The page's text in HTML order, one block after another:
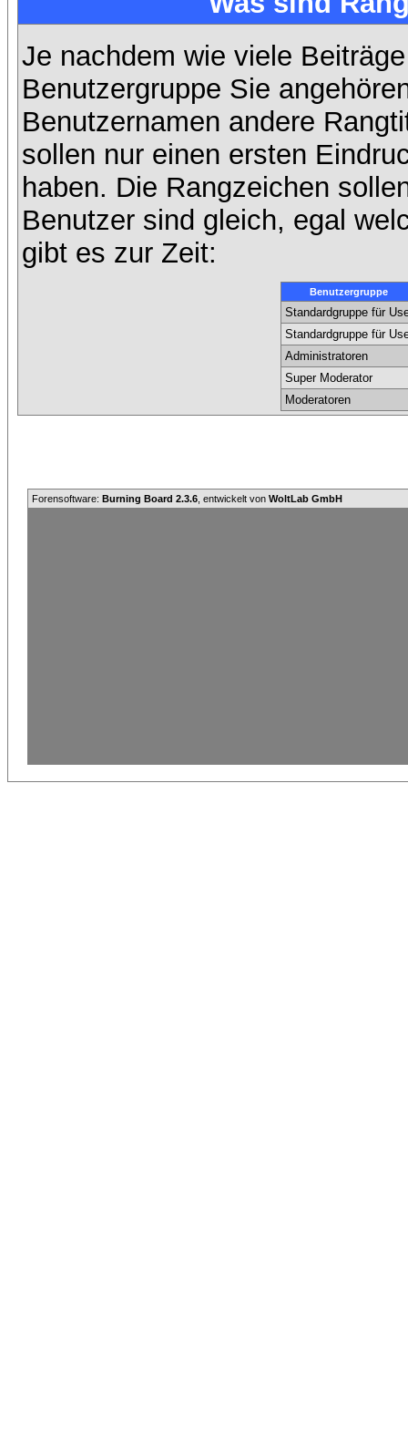
Je nachdem wie viele
Benutzergruppe Sie
Benutzernamen andere
sollen nur einen ersten
haben. Die Rangzeichen
Benutzer sind gleich, egal
gibt es zur Zeit:
Benutzergruppe
Standardgruppe für
Standardgruppe für
Administratoren
Super Moderator
Moderatoren
Forensoftware: Burning Board 2.3.6 , entwickelt von WoltLab GmbH